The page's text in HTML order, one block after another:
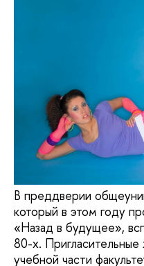
В преддверии
который в этом году
«Назад в будущее»,
80-х.
учебной части